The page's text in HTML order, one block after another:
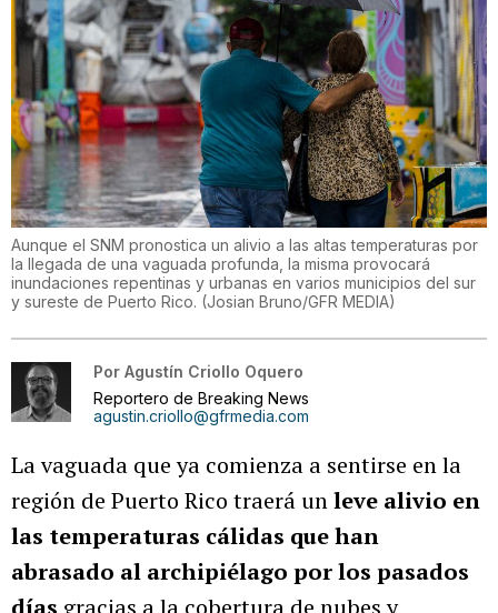
Aunque el SNM pronostica un alivio a las altas temperaturas por
la llegada de una vaguada profunda, la misma provocará
inundaciones repentinas y urbanas en varios municipios del sur
y sureste de Puerto Rico. (Josian Bruno/GFR MEDIA)
Por Agustín Criollo Oquero
Reportero de Breaking News
agustin.criollo@gfrmedia.com
La vaguada que ya comienza a sentirse en la
región de Puerto Rico traerá unleve alivio en
las temperaturas cálidas que han
abrasado al archipiélago por los pasados
días gracias a la cobertura de nubes y